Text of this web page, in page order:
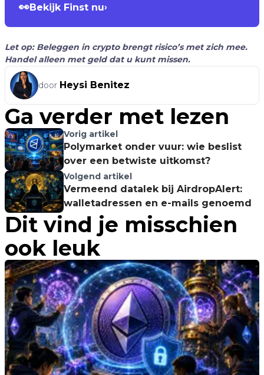
👀Bekijk Finst nu›
Let op: Beleggen in crypto brengt risico’s met zich mee.
Handel alleen met geld dat u kunt missen.
door Heysi Benitez
Ga verder met lezen
Vorig artikel
Polymarket onder vuur: wie beslist
over een betwiste uitkomst?
Volgend artikel
Vermeend datalek bij AirdropAlert:
walletadressen en e-mails genoemd
Dit vind je misschien
ook leuk